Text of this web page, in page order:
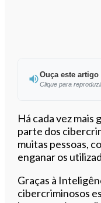
Ouça este artigo
Clique para
Há cada vez
parte dos
muitas pessoas,
enganar os
Graças à
cibercriminosos